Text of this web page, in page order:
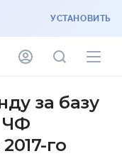
УСТАНОВИТЬ
за базу
ЧФ
го